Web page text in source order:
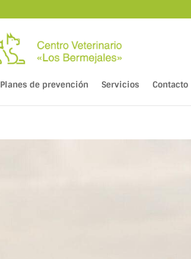
Planes de prevención Servicios Contacto